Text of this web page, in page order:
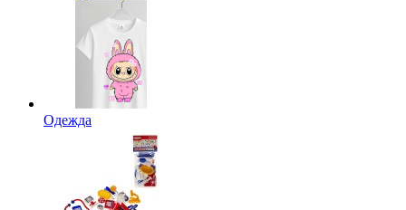
Одежда